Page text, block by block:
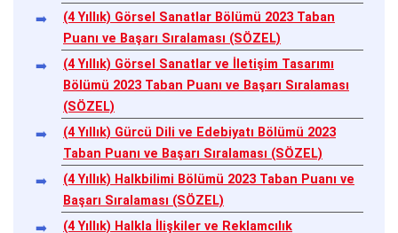
(4 Yıllık) Görsel Sanatlar Bölümü 2023 Taban
Puanı ve Başarı Sıralaması (SÖZEL)
(4 Yıllık) Görsel Sanatlar ve İletişim Tasarımı
Bölümü 2023 Taban Puanı ve Başarı Sıralaması
(SÖZEL)
(4 Yıllık) Gürcü Dili ve Edebiyatı Bölümü 2023
Taban Puanı ve Başarı Sıralaması (SÖZEL)
(4 Yıllık) Halkbilimi Bölümü 2023 Taban Puanı ve
Başarı Sıralaması (SÖZEL)
(4 Yıllık) Halkla İlişkiler ve Reklamcılık